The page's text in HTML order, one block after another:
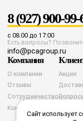
8 (927) 900-99-
с 08:00 до 17:00
Есть вопросы?
info@pcagroup.ru
Компания
О компании
Отзывы
Сотрудничество
Контакты
Акции
Сайт использует